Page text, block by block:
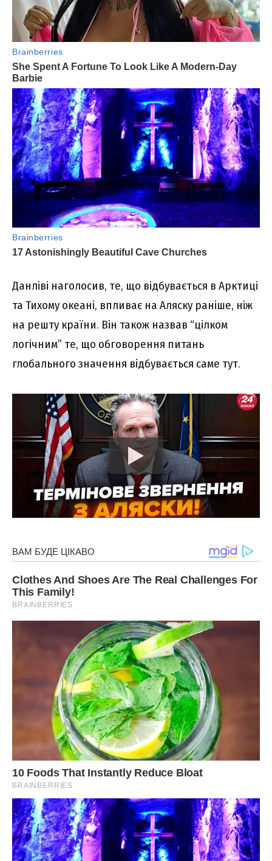
Данліві наголосив, те, що відбувається в Арктиці
та Тихому океані, впливає на Аляску раніше, ніж
на решту країни. Він також назвав “цілком
логічним” те, що обговорення питань
глобального значення відбувається саме тут.